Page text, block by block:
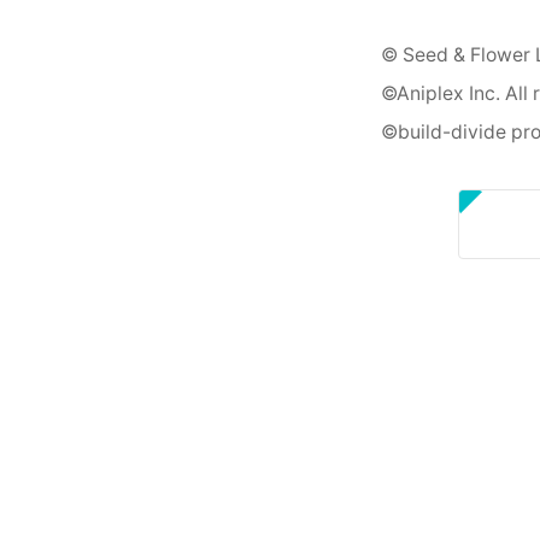
© Seed & Flower
©Aniplex Inc. All
©build-divide